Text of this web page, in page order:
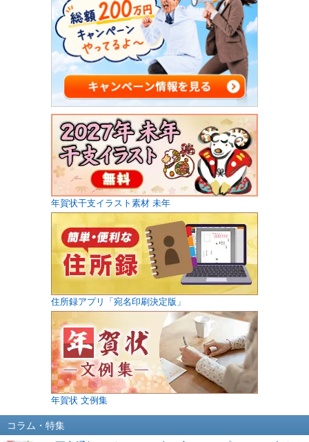
年賀状干支イラスト素材 未年
住所録アプリ「宛名印刷決定版」
年賀状 文例集
コラム・特集